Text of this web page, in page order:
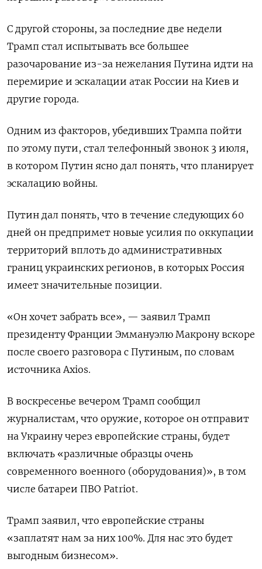
С другой стороны, за последние две недели
Трамп стал испытывать все большее
разочарование из-за нежелания Путина идти на
перемирие и эскалации атак России на Киев и
другие города.
Одним из факторов, убедивших Трампа пойти
по этому пути, стал телефонный звонок 3 июля,
в котором Путин ясно дал понять, что планирует
эскалацию войны.
Путин дал понять, что в течение следующих 60
дней он предпримет новые усилия по оккупации
территорий вплоть до административных
границ украинских регионов, в которых Россия
имеет значительные позиции.
«Он хочет забрать все», — заявил Трамп
президенту Франции Эммануэлю Макрону вскоре
после своего разговора с Путиным, по словам
источника Axios.
В воскресенье вечером Трамп сообщил
журналистам, что оружие, которое он отправит
на Украину через европейские страны, будет
включать «различные образцы очень
современного военного (оборудования)», в том
числе батареи ПВО Patriot.
Трамп заявил, что европейские страны
«заплатят нам за них 100%. Для нас это будет
выгодным бизнесом».